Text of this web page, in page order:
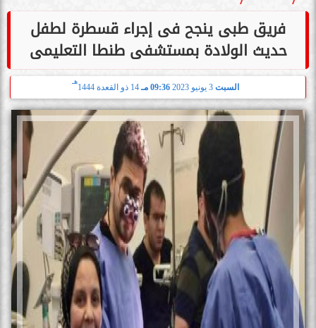
فريق طبى ينجح فى إجراء قسطرة لطفل
حديث الولادة بمستشفى طنطا التعليمى
السبت 3 يونيو 2023 09:36 مـ 14 ذو القعدة 1444
هـ